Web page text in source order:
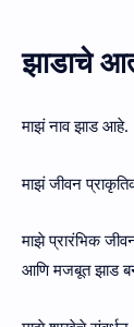
झाडाचे
माझं नाव झाड आहे.
माझं जीवन
माझे प्रारंभिक
आणि मजबूत झाड